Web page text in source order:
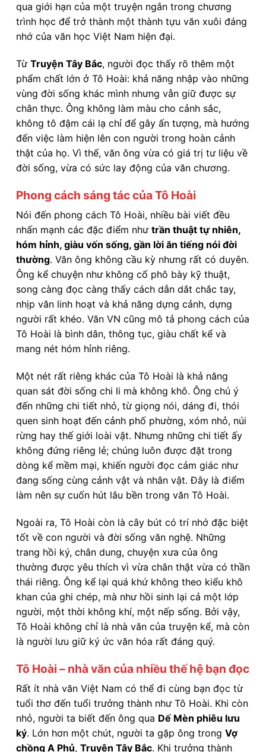
qua giới hạn của một truyện ngắn trong chương
trình học để trở thành một thành tựu văn xuôi đáng
nhớ của văn học Việt Nam hiện đại.
Từ Truyện Tây Bắc, người đọc thấy rõ thêm một
phẩm chất lớn ở Tô Hoài: khả năng nhập vào những
vùng đời sống khác mình nhưng vẫn giữ được sự
chân thực. Ông không làm màu cho cảnh sắc,
không tô đậm cái lạ chỉ để gây ấn tượng, mà hướng
đến việc làm hiện lên con người trong hoàn cảnh
thật của họ. Vì thế, văn ông vừa có giá trị tư liệu về
đời sống, vừa có sức lay động của văn chương.
Phong cách sáng tác của Tô Hoài
Nói đến phong cách Tô Hoài, nhiều bài viết đều
nhấn mạnh các đặc điểm như trần thuật tự nhiên,
hóm hỉnh, giàu vốn sống, gần lời ăn tiếng nói đời
thường. Văn ông không cầu kỳ nhưng rất có duyên.
Ông kể chuyện như không cố phô bày kỹ thuật,
song càng đọc càng thấy cách dẫn dắt chắc tay,
nhịp văn linh hoạt và khả năng dựng cảnh, dựng
người rất khéo. Văn VN cũng mô tả phong cách của
Tô Hoài là bình dân, thông tục, giàu chất kể và
mang nét hóm hỉnh riêng.
Một nét rất riêng khác của Tô Hoài là khả năng
quan sát đời sống chi li mà không khô. Ông chú ý
đến những chi tiết nhỏ, từ giọng nói, dáng đi, thói
quen sinh hoạt đến cảnh phố phường, xóm nhỏ, núi
rừng hay thế giới loài vật. Nhưng những chi tiết ấy
không đứng riêng lẻ; chúng luôn được đặt trong
dòng kể mềm mại, khiến người đọc cảm giác như
đang sống cùng cảnh vật và nhân vật. Đây là điểm
làm nên sự cuốn hút lâu bền trong văn Tô Hoài.
Ngoài ra, Tô Hoài còn là cây bút có trí nhớ đặc biệt
tốt về con người và đời sống văn nghệ. Những
trang hồi ký, chân dung, chuyện xưa của ông
thường được yêu thích vì vừa chân thật vừa có thần
thái riêng. Ông kể lại quá khứ không theo kiểu khô
khan của ghi chép, mà như hồi sinh lại cả một lớp
người, một thời không khí, một nếp sống. Bởi vậy,
Tô Hoài không chỉ là nhà văn của truyện kể, mà còn
là người lưu giữ ký ức văn hóa rất đáng quý.
Tô Hoài – nhà văn của nhiều thế hệ bạn đọc
Rất ít nhà văn Việt Nam có thể đi cùng bạn đọc từ
tuổi thơ đến tuổi trưởng thành như Tô Hoài. Khi còn
nhỏ, người ta biết đến ông qua Dế Mèn phiêu lưu
ký. Lớn hơn một chút, người ta gặp ông trong Vợ
chồng A Phủ, Truyện Tây Bắc. Khi trưởng thành